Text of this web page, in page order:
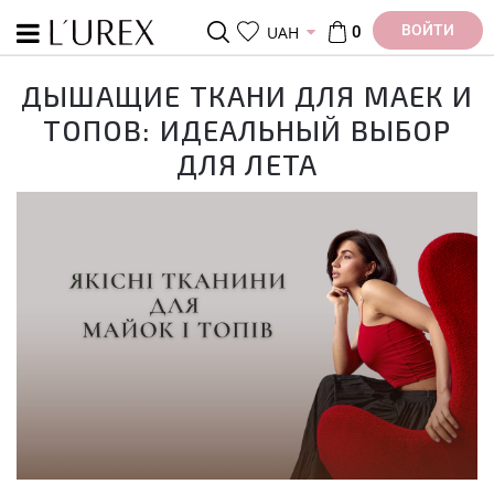
UAH 0 ВОЙТИ
ДЫШАЩИЕ ТКАНИ ДЛЯ МАЕК И
ТОПОВ: ИДЕАЛЬНЫЙ ВЫБОР
ДЛЯ ЛЕТА